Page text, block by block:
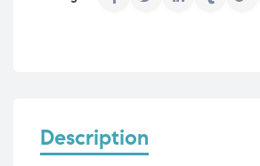
Description